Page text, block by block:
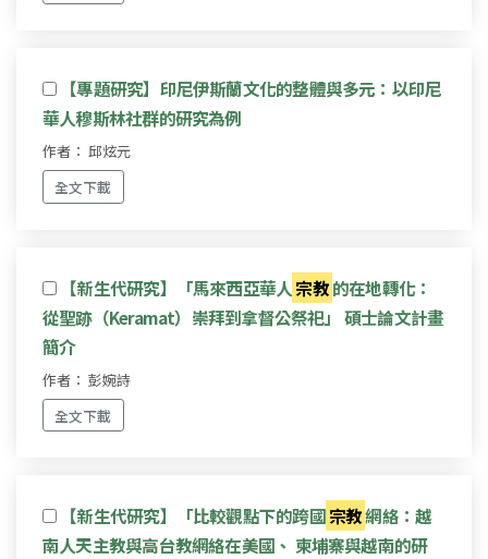
【專題研究】印尼伊斯蘭文化的整體與多元：以印尼
華人穆斯林社群的研究為例
作者： 邱炫元
全文下載
【新生代研究】「馬來西亞華人 宗教的在地轉化：
從聖跡（Keramat）崇拜到拿督公祭祀」 碩士論文計畫
簡介
作者： 彭婉詩
全文下載
【新生代研究】「比較觀點下的跨國宗教網絡：越
南人天主教與高台教網絡在美國、 柬埔寨與越南的研